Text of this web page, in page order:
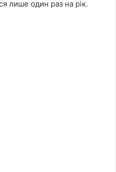
лише один раз на рік.